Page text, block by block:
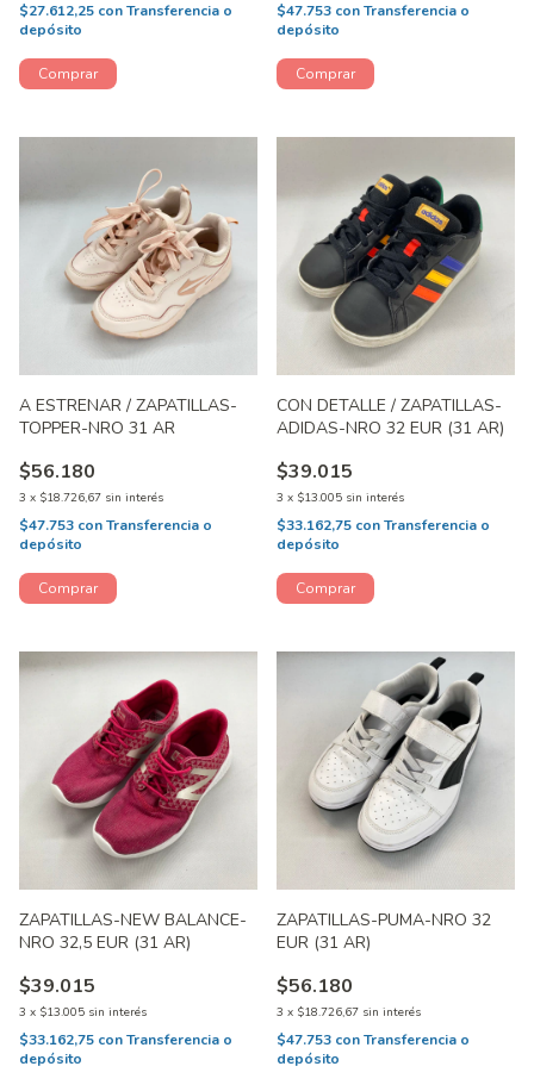
$27.612,25 conTransferencia o
depósito
$47.753 conTransferencia o
depósito
A ESTRENAR / ZAPATILLAS-
TOPPER-NRO 31 AR
$56.180
3 x $18.726,67 sin interés
$47.753 conTransferencia o
depósito
CON DETALLE / ZAPATILLAS-
ADIDAS-NRO 32 EUR (31 AR)
$39.015
3 x $13.005 sin interés
$33.162,75 conTransferencia o
depósito
ZAPATILLAS-NEW BALANCE-
NRO 32,5 EUR (31 AR)
$39.015
3 x $13.005 sin interés
$33.162,75 conTransferencia o
depósito
ZAPATILLAS-PUMA-NRO 32
EUR (31 AR)
$56.180
3 x $18.726,67 sin interés
$47.753 conTransferencia o
depósito